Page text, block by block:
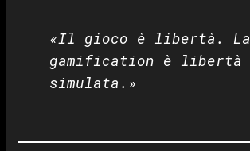
«Il gioco è libertà. La
gamification è libertà
simulata.»